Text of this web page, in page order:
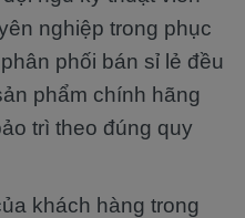
nghiệp trong phục
phối bán sỉ lẻ đều
phẩm chính hãng
trì theo đúng quy
khách hàng trong